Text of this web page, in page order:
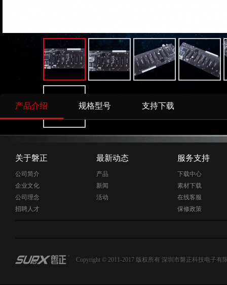
产品介绍 规格型号 支持下载
关于磐正
公司简介
企业文化
公司理念
招聘人才
最新动态
产品
新闻
活动
服务支持
下载中心
素材下载
在线客服
保修政策
Copyright © 2011-2017 版权所有 深圳市磐正科技电子有